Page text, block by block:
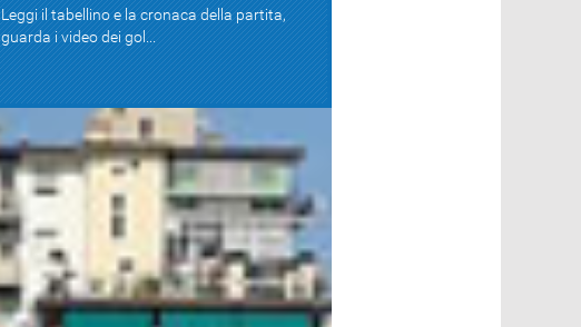
Leggi il tabellino e la cronaca della partita,
guarda i video dei gol...